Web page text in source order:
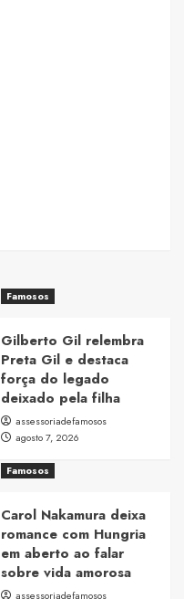
Famosos
Gilberto Gil relembra
Preta Gil e destaca
força do legado
deixado pela filha
assessoriadefamosos
agosto 7, 2026
Famosos
Carol Nakamura deixa
romance com Hungria
em aberto ao falar
sobre vida amorosa
assessoriadefamosos